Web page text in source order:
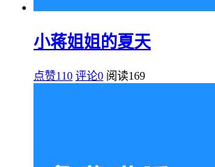
小蒋姐姐的夏天
点赞110 评论0 阅读169